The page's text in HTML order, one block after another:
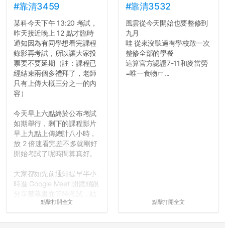
#靠清3459
某科今天下午 13:20 考試，
昨天接近晚上 12 點才臨時
通知因為有同學想看完課程
錄影再考試，所以讓大家投
票要不要延期（註：課程已
經結束兩個多禮拜了，老師
只有上傳大概三分之一的內
容）
今天早上六點終於公布考試
如期舉行，剩下的課程影片
早上九點上傳總計八小時，
放 2 倍速看完差不多就剛好
開始考試了呢時間算真好。
大家都如先前通知提早半小
時進 Google Meet 開鏡頭跟
分享螢幕畫面等待考試，結
果就是無止盡的等待，等到
題，中間時不時說考試等一
點擊打開全文
#靠清3532
風雲從今天開始也要整修到
九月
哇 從來沒聽過有學校敢一次
整修全部的學餐
這算官方認證7-11和麥當勞
=唯一食物ㄇ...
點擊打開全文